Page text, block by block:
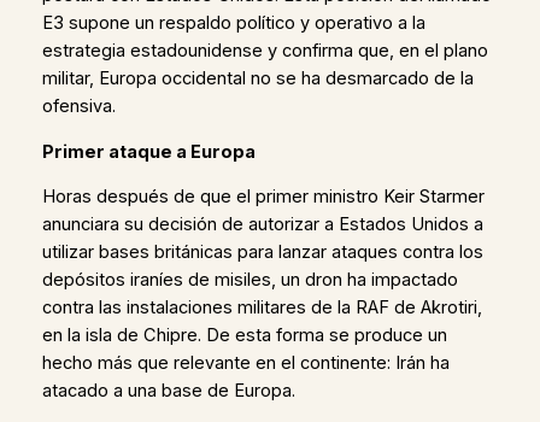
E3 supone un respaldo político y operativo a la
estrategia estadounidense y confirma que, en el plano
militar, Europa occidental no se ha desmarcado de la
ofensiva.
Primer ataque a Europa
Horas después de que el primer ministro Keir Starmer
anunciara su decisión de autorizar a Estados Unidos a
utilizar bases británicas para lanzar ataques contra los
depósitos iraníes de misiles, un dron ha impactado
contra las instalaciones militares de la RAF de Akrotiri,
en la isla de Chipre. De esta forma se produce un
hecho más que relevante en el continente: Irán ha
atacado a una base de Europa.